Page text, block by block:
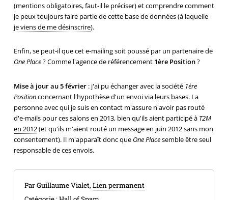
(mentions obligatoires, faut-il le préciser) et comprendre comment
je peux toujours faire partie de cette base de données (à laquelle
je viens de me désinscrire).
Enfin, se peut-il que cet e-mailing soit poussé par un partenaire de
One Place? Comme l'agence de référencement 1ère Position?
Mise à jour au 5 février: j'ai pu échanger avec la société 1ère
Positionconcernant l'hypothèse d'un envoi via leurs bases. La
personne avec qui je suis en contact m'assure n'avoir pas routé
d'e-mails pour ces salons en 2013, bien qu'ils aient participé à T2M
en 2012(et qu'ils m'aient routé un message en juin 2012 sans mon
consentement). Il m'apparaît donc que One Placesemble être seul
responsable de ces envois.
Par Guillaume Vialet, Lien permanent